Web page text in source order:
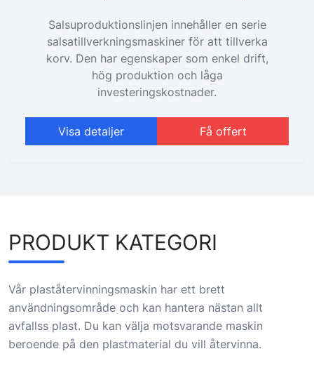
Salsuproduktionslinjen innehåller en serie
salsatillverkningsmaskiner för att tillverka
korv. Den har egenskaper som enkel drift,
hög produktion och låga
investeringskostnader.
Visa detaljer Få offert
PRODUKT KATEGORI
Vår plaståtervinningsmaskin har ett brett
användningsområde och kan hantera nästan allt
avfallss plast. Du kan välja motsvarande maskin
beroende på den plastmaterial du vill återvinna.